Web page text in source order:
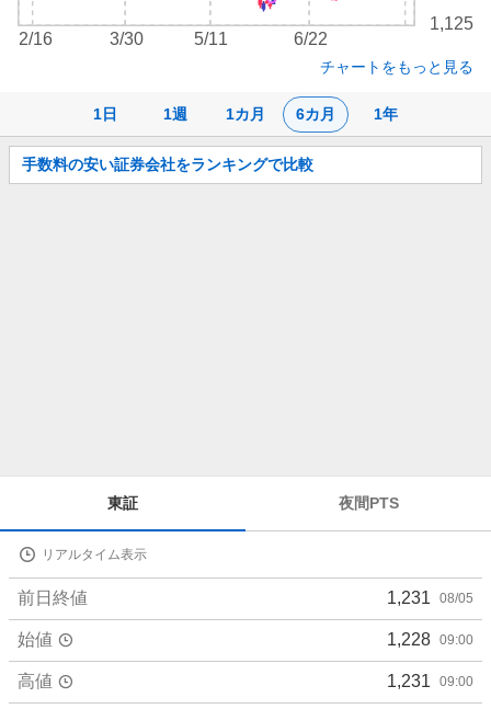
1日 1週 1カ月 6カ月 1年
1,125
2/16 3/30 5/11 6/22
チャートをもっと見る
お
知
手数料の安い証券会社をランキングで比較
詳
値
東証 夜間PTS
リアルタイム表示
前日終値 1,231 08/05
始値 1,228 09:00
高値 1,231 09:00